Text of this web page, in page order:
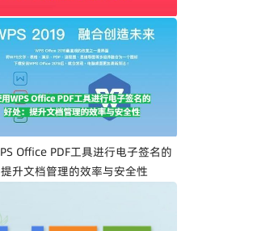
PDF电子签名入门指南：一步
你创建专属电子签名
Office PDF工具进行电子签名的
升文档管理的效率与安全性